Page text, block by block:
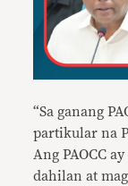
“Sa ganang
partikular na
Ang PAOCC
dahilan at